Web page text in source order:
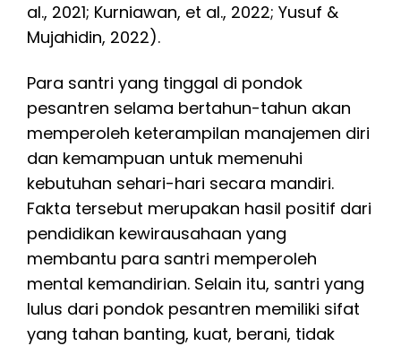
al., 2021; Kurniawan, et al., 2022; Yusuf &
Mujahidin, 2022).
Para santri yang tinggal di pondok
pesantren selama bertahun-tahun akan
memperoleh keterampilan manajemen diri
dan kemampuan untuk memenuhi
kebutuhan sehari-hari secara mandiri.
Fakta tersebut merupakan hasil positif dari
pendidikan kewirausahaan yang
membantu para santri memperoleh
mental kemandirian. Selain itu, santri yang
lulus dari pondok pesantren memiliki sifat
yang tahan banting, kuat, berani, tidak